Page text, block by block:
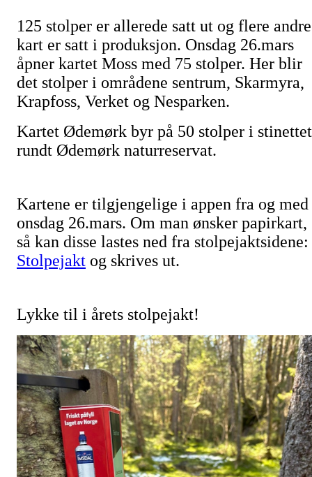
125 stolper er allerede satt ut og flere andre
kart er satt i produksjon. Onsdag 26.mars
åpner kartet Moss med 75 stolper. Her blir
det stolper i områdene sentrum, Skarmyra,
Krapfoss, Verket og Nesparken.
Kartet Ødemørk byr på 50 stolper i stinettet
rundt Ødemørk naturreservat.
Kartene er tilgjengelige i appen fra og med
onsdag 26.mars. Om man ønsker papirkart,
så kan disse lastes ned fra stolpejaktsidene:
Stolpejakt og skrives ut.
Lykke til i årets stolpejakt!